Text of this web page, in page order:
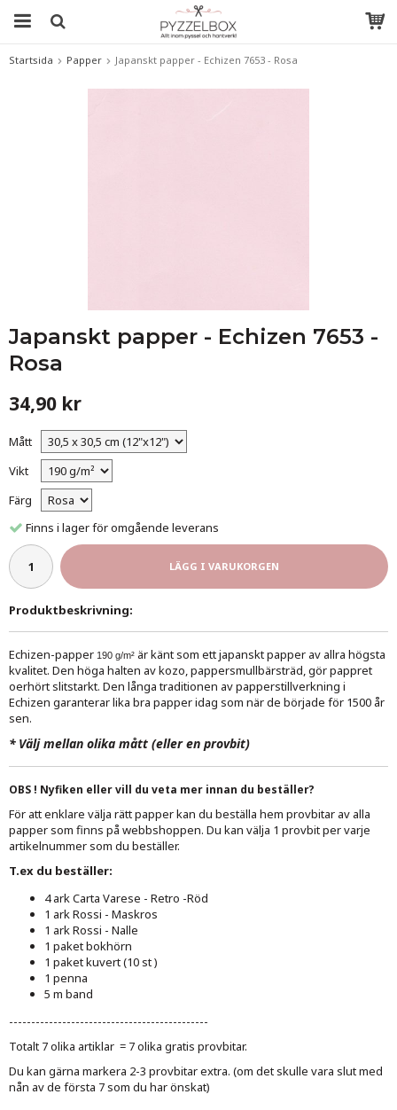
Startsida Papper Japanskt papper - Echizen 7653 - Rosa
Japanskt papper - Echizen 7653 -
Rosa
34,90 kr
Mått
Vikt
Färg
Finns i lager för omgående leverans
LÄGG I VARUKORGEN
Produktbeskrivning:
Echizen-papper 190 g/m² är känt som ett japanskt papper av allra högsta
kvalitet. Den höga halten av kozo, pappersmullbärsträd, gör pappret
oerhört slitstarkt. Den långa traditionen av papperstillverkning i
Echizen garanterar lika bra papper idag som när de började för 1500 år
sen.
* Välj mellan olika mått (eller en provbit)
OBS ! Nyfiken eller vill du veta mer innan du beställer?
För att enklare välja rätt papper kan du beställa hem provbitar av alla
papper som finns på webbshoppen. Du kan välja 1 provbit per varje
artikelnummer som du beställer.
T.ex du beställer:
4 ark Carta Varese - Retro -Röd
1 ark Rossi - Maskros
1 ark Rossi - Nalle
1 paket bokhörn
1 paket kuvert (10 st )
1 penna
5 m band
---------------------------------------------
Totalt 7 olika artiklar = 7 olika gratis provbitar.
Du kan gärna markera 2-3 provbitar extra. (om det skulle vara slut med
nån av de första 7 som du har önskat)